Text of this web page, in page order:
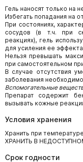
Гель наносят только на
Избегать попадания на
При состояниях,
сосудов (в т.ч. при
реакциях), гель
для усиления ее
Нельзя превышать
при самостоятельном
В случае отсутствия
заболевания
Вспомогательные
Препарат содержит
вызывать кожные
Условия хранения
Хранить при
ХРАНИТЬ В
Срок годности